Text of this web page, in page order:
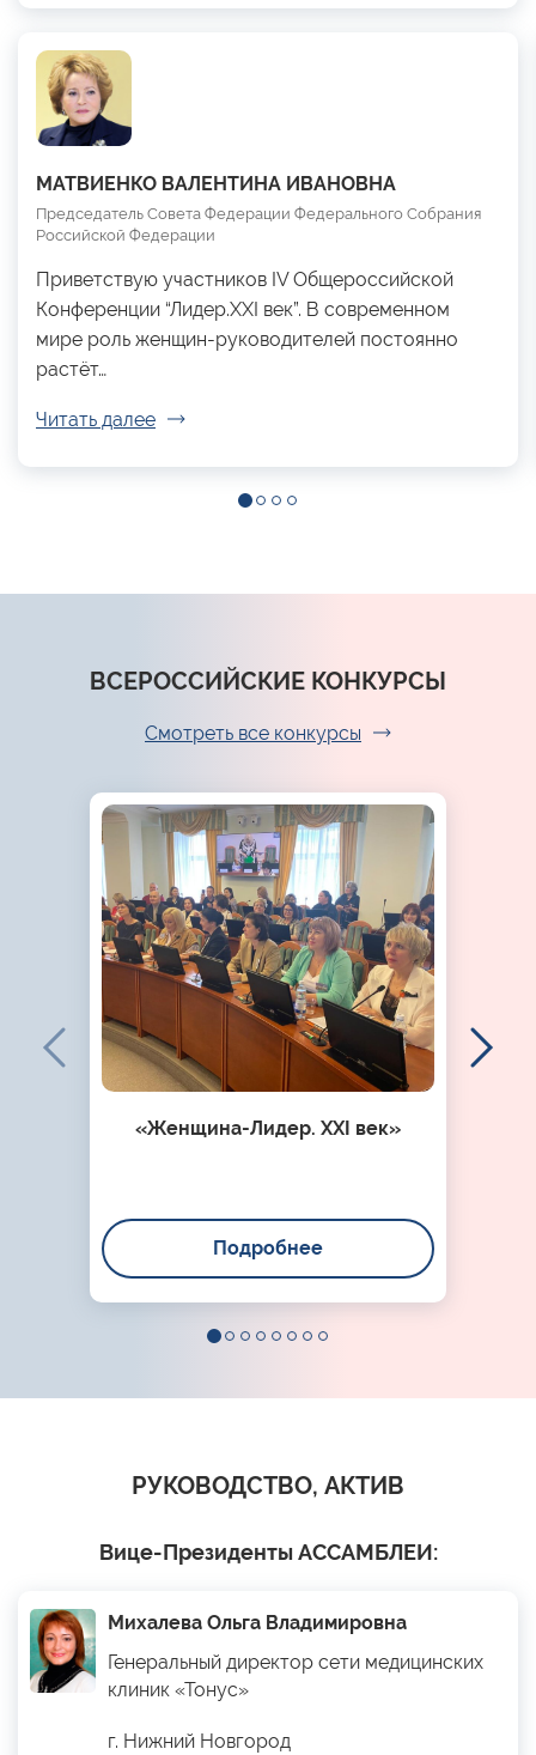
МАТВИЕНКО ВАЛЕНТИНА ИВАНОВНА
Председатель Совета Федерации Федерального Собрания
Российской Федерации
Приветствую участников IV Общероссийской
Конференции “Лидер.XXI век”. В современном
мире роль женщин-руководителей постоянно
растёт…
Читать далее
ВСЕРОССИЙСКИЕ КОНКУРСЫ
Смотреть все конкурсы
«Женщина-Лидер. XXI век»
Подробнее
РУКОВОДСТВО, АКТИВ
Вице-Президенты АССАМБЛЕИ:
Михалева Ольга Владимировна
Генеральный директор сети медицинских
клиник «Тонус»
г. Нижний Новгород